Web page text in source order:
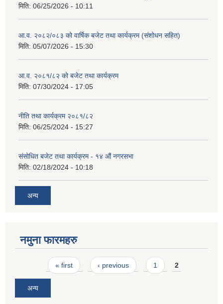
मिति: 06/25/2026 - 10:11
आ.व. २०८२/०८३ को वार्षिक बजेट तथा कार्यक्रम (संशोधन सहित)
मिति: 05/07/2026 - 15:30
आ.व. २०८१/८२ को बजेट तथा कार्यक्रम
मिति: 07/30/2024 - 17:05
नीति तथा कार्यक्रम २०८१/८२
मिति: 06/25/2024 - 15:27
संसोधित बजेट तथा कार्यक्रम - १४ औं नगरसभा
मिति: 02/18/2024 - 10:18
अन्य
नमुना फारमहरु
Pages« first ‹ previous 1 2
अन्य